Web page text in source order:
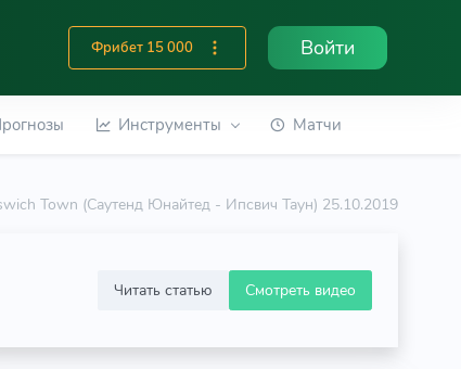
Фрибет 15 000 Войти
Инструменты Матчи
Town (Саутенд Юнайтед - Ипсвич Таун) 25.10.2019
Читать статью Смотреть видео